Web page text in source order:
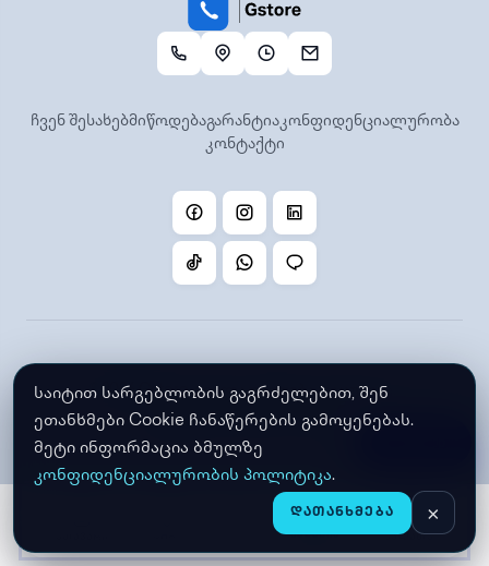
ჩვენ შესახებმიწოდებაგარანტიაკონფიდენციალურობა
კონტაქტი
© 2026 Gstore. ყველა უფლება დაცულია.
შექმნილია Gstore-ს მიერ
საიტით სარგებლობის გაგრძელებით, შენ
ეთანხმები Cookie ჩანაწერების გამოყენებას.
მეტი ინფორმაცია ბმულზე
კონფიდენციალურობის პოლიტიკა.
ᲓᲐᲗᲐᲜᲮᲛᲔᲑᲐ ×
ᲛᲐᲦᲐᲖᲘᲐ ᲙᲐᲚᲐᲗᲐ